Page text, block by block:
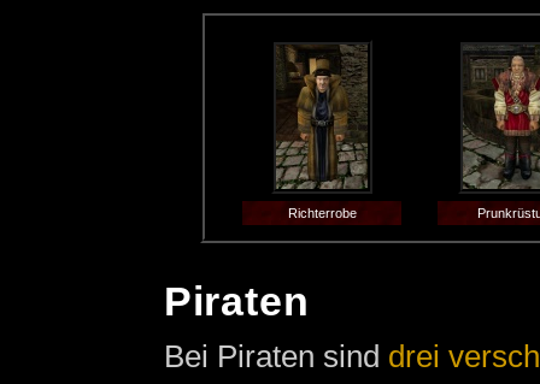
Richterrobe
Piraten
Bei Piraten sind drei